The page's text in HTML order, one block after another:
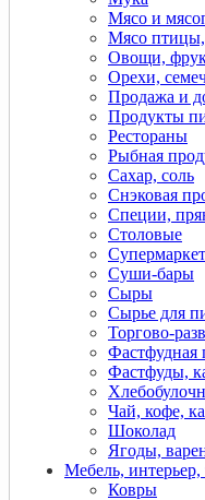
Мясо и
Мясо
Овощи,
Орехи,
Продажа и
Продукты
Рестораны
Рыбная
Сахар, соль
Снэковая
Специи,
Столовые
Суши-бары
Сыры
Сырье для
Торгово-
Фастфудная
Фастфуды,
Чай, кофе,
Шоколад
Ягоды,
Мебель, интерьер,
Ковры